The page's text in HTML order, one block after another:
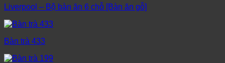
Liverpool – Bộ bàn ăn 6 chỗ [Bàn ăn gỗ]
Bàn trà 433